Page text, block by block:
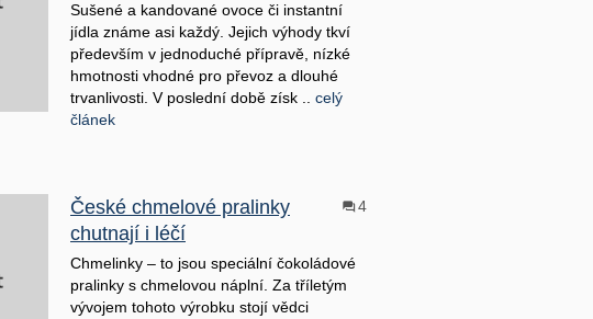
Sušené a kandované ovoce či instantní
jídla známe asi každý. Jejich výhody tkví
především v jednoduché přípravě, nízké
hmotnosti vhodné pro převoz a dlouhé
trvanlivosti. V poslední době získ .. celý
článek
České chmelové pralinky
chutnají i léčí
4
Chmelinky – to jsou speciální čokoládové
pralinky s chmelovou náplní. Za tříletým
vývojem tohoto výrobku stojí vědci